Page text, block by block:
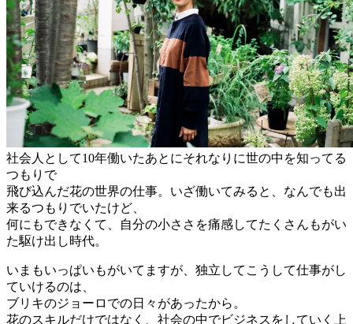
社会人として10年働いたあとにそれなりに世の中を知ってる
つもりで
飛び込んだ花の世界の仕事。いざ働いてみると、なんでも出
来るつもりでいたけど、
何にもできなくて、自分の小ささを痛感してたくさんもがい
た駆け出し時代。
いまもいっぱいもがいてますが、独立してこうして仕事がし
ていけるのは、
ブリキのジョーロでの日々があったから。
花のスキルだけではなく、社会の中でビジネスをしていく上